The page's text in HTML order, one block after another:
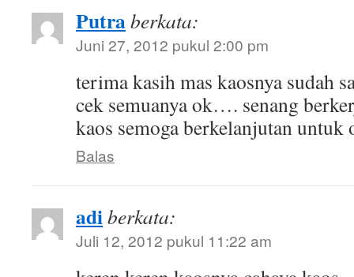
Putraberkata:
Juni 27, 2012 pukul 2:00 pm
terima kasih mas kaosnya sudah
cek semuanya ok…. senang
kaos semoga berkelanjutan untuk
Balas
adiberkata:
Juli 12, 2012 pukul 11:22 am